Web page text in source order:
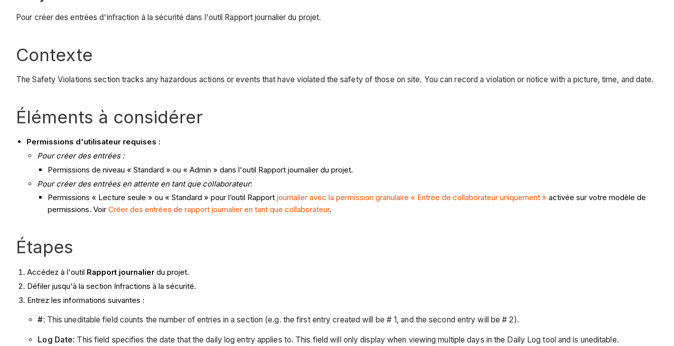
Pour créer des entrées d'infraction à la sécurité dans l'outil Rapport journalier du projet.
Contexte
The Safety Violations section tracks any hazardous actions or events that have violated the safety of those on site. You can record a violation or notice with a picture, time, and date.
Éléments à considérer
Permissions d'utilisateur requises :
Pour créer des entrées :
Permissions de niveau « Standard » ou « Admin » dans l'outil Rapport journalier du projet.
Pour créer des entrées en attente en tant que collaborateur:
Permissions « Lecture seule » ou « Standard » pour l’outil Rapport journalier avec la permission granulaire « Entrée de collaborateur uniquement » activée sur votre modèle de
permissions. Voir Créer des entrées de rapport journalier en tant que collaborateur.
Étapes
Accédez à l'outil Rapport journalier du projet.
Défiler jusqu'à la section Infractions à la sécurité.
Entrez les informations suivantes :
#: This uneditable field counts the number of entries in a section (e.g. the first entry created will be # 1, and the second entry will be # 2).
Log Date: This field specifies the date that the daily log entry applies to. This field will only display when viewing multiple days in the Daily Log tool and is uneditable.